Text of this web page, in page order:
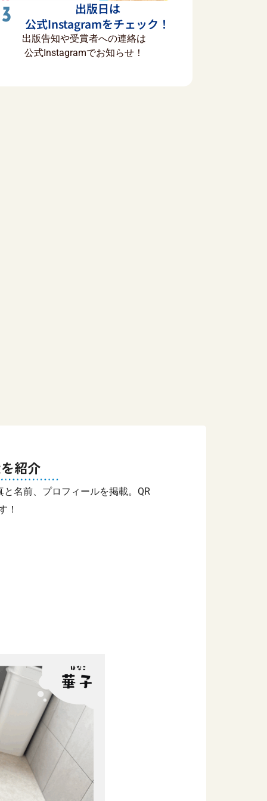
3
出版日は
公式Instagramをチェック！
出版告知や受賞者への連絡は
公式Instagramでお知らせ！
紹介
名前、プロフィールを掲載。QR
！